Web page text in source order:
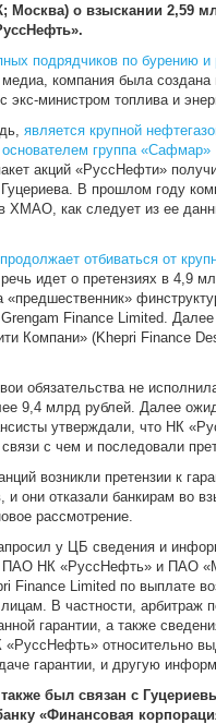
Москва) о взыскании 2,59
подрядчиков по бурению
компания была
экс-министром топлива и
является крупной
группа
акций «РуссНефти»
В прошлом году
ХМАО, как следует из ее
отбиваться от
идет о претензиях в 4,9
«предшественник»
Grengam Finance Limited.
Компани» (Khepri Finance
обязательства не
9,4 млрд рублей. Далее
утверждали, что НК
с чем и последовали
возникли претензии к
и они отказали банкирам во
рассмотрение.
у ЦБ сведения и
ПАО НК «РуссНефть» и ПАО
Finance Limited по выплате
В частности, арбитраж
гарантии, а также
относительно
гарантии, и другую
был связан с
«Финансовая